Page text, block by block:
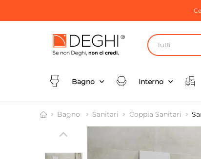
Tutti
Bagno Interno
Bagno Sanitari Coppia Sanitari